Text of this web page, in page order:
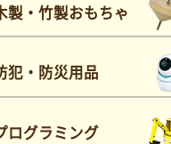
製・竹製おもちゃ
犯・防災用品
ログラミング